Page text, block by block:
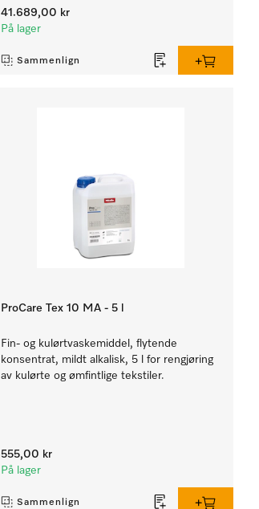
41.689,00 kr
På lager
Sammenlign
ProCare Tex 10 MA - 5 l
Fin- og kulørtvaskemiddel, flytende
konsentrat, mildt alkalisk, 5 l for rengjøring
av kulørte og ømfintlige tekstiler.
555,00 kr
På lager
Sammenlign